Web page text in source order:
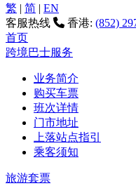
繁 | 简 | EN
客服热线
香港: (852)
首页
跨境巴士服务
业务简介
购买车票
班次详情
门市地址
上落站点指引
乘客须知
旅游套票